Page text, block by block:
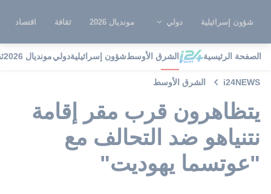
شؤون إسرائيلية دولي مونديال 2026 ثقافة اقتصاد
الصفحة الرئيسية الشرق الأوسطشؤون إسرائيليةدوليمونديال 2026
i24NEWS الشرق الأوسط
يتظاهرون قرب مقر إقامة
نتنياهو ضد التحالف مع
"عوتسما يهوديت"